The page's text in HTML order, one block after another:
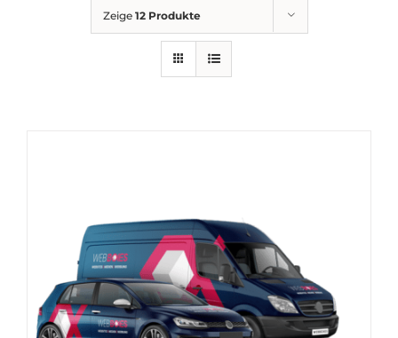
FinanzierungZeige 12 Produkte